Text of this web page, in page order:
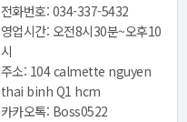
전화번호: 034-337-5432
영업시간: 오전8시30분~오후10
시
주소: 104 calmette nguyen
thai binh Q1 hcm
카카오톡: Boss0522